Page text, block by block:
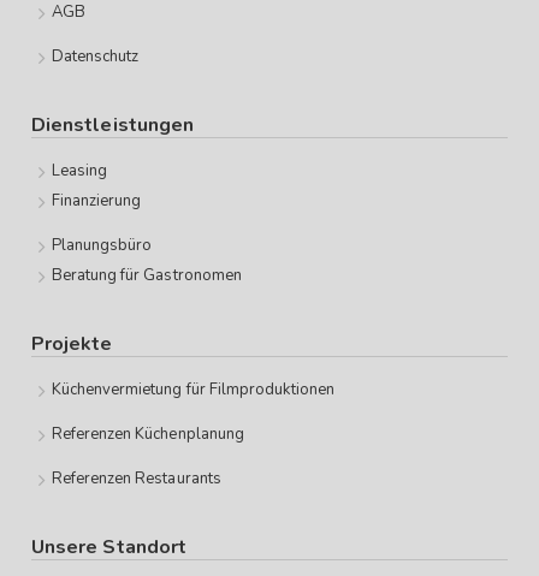
AGB
Datenschutz
Dienstleistungen
Leasing
Finanzierung
Planungsbüro
Beratung für Gastronomen
Projekte
Küchenvermietung für Filmproduktionen
Referenzen Küchenplanung
Referenzen Restaurants
Unsere Standort